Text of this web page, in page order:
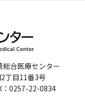
合医療センター
丁目11番3号
：0257-22-0834